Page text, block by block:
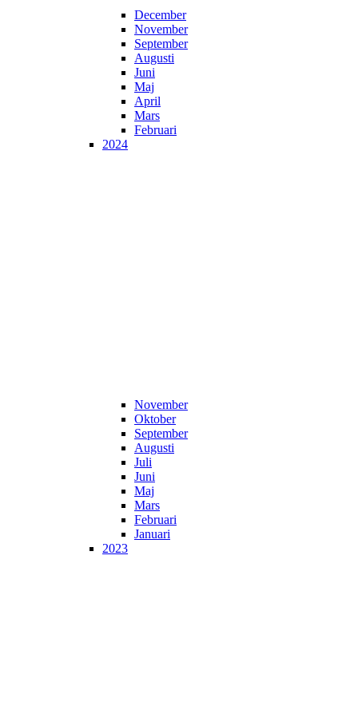
December
November
September
Augusti
Juni
Maj
April
Mars
Februari
2024
November
Oktober
September
Augusti
Juli
Juni
Maj
Mars
Februari
Januari
2023